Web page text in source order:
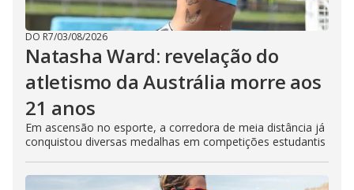
DO R7/03/08/2026
Natasha Ward: revelação do
atletismo da Austrália morre aos
21 anos
Em ascensão no esporte, a corredora de meia distância já
conquistou diversas medalhas em competições estudantis